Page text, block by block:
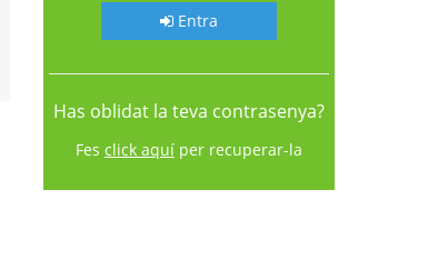
Entra
Has oblidat la teva contrasenya?
Fes click aquíper recuperar-la